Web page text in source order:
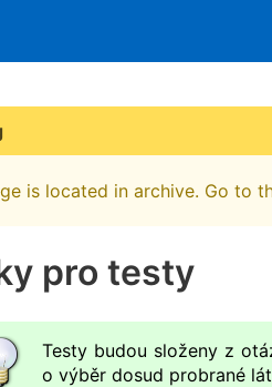
is located in archive. Go to
pro testy
Testy budou složeny z
o výběr dosud probrané